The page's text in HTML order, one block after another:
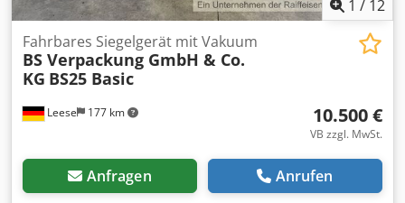
1 / 12
Leese 177 km
Fahrbares Siegelgerät mit Vakuum
BS Verpackung GmbH & Co.
KG BS25 Basic
10.500 €
VB zzgl. MwSt.
Anfragen Anrufen